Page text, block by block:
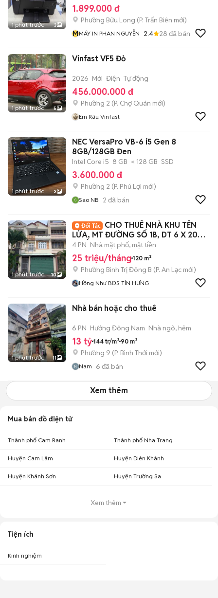
1 phút trước 3
1.899.000 đ
Phường Bửu Long (P. Trấn Biên mới)
MMÁY IN PHAN NGUYỄN 2.4 28 đã bán
1 phút trước 5
Vinfast VF5 Đỏ
2026 Mới Điện Tự động
456.000.000 đ
Phường 2 (P. Chợ Quán mới)
Em Râu Vinfast
1 phút trước 3
NEC VersaPro VB-6 i5 Gen 8
8GB/128GB Đen
Intel Core i5 8 GB < 128 GB SSD
3.600.000 đ
Phường 2 (P. Phú Lợi mới)
Sao NB 2 đã bán
1 phút trước 10
CHO THUÊ NHÀ KHU TÊN
LỬA, MT ĐƯỜNG SỐ 1B, DT 6 X 20M,
3 TẤM, 25 TR/th
4 PN Nhà mặt phố, mặt tiền
25 triệu/tháng 120 m²
Phường Bình Trị Đông B (P. An Lạc mới)
Hồng Như BĐS TÍN HƯNG
1 phút trước 11
Nhà bán hoặc cho thuê
6 PN Hướng Đông Nam Nhà ngõ, hẻm
13 tỷ 144 tr/m² 90 m²
Phường 9 (P. Bình Thới mới)
Nam 6 đã bán
Xem thêm
Mua bán đồ điện tử
Thành phố Cam Ranh Thành phố Nha Trang
Huyện Cam Lâm Huyện Diên Khánh
Huyện Khánh Sơn Huyện Trường Sa
Xem thêm
Tiện ích
Kinh nghiệm